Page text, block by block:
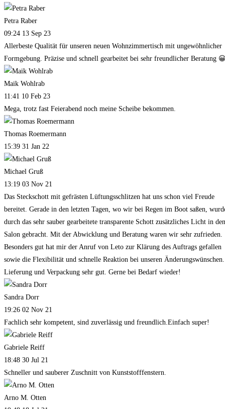
Petra Raber
09:24 13 Sep 23
Allerbeste Qualität für unseren neuen Wohnzimmertisch mit ungewöhnlicher
Formgebung. Präzise und schnell gearbeitet bei sehr freundlicher Beratung
Maik Wohlrab
11:41 10 Feb 23
Mega, trotz fast Feierabend noch meine Scheibe bekommen.
Thomas Roemermann
15:39 31 Jan 22
Michael Gruß
13:19 03 Nov 21
Das Steckschott mit gefrästen Lüftungsschlitzen hat uns schon viel Freude
bereitet. Gerade in den letzten Tagen, wo wir bei Regen im Boot saßen,
durch das sehr sauber gearbeitete transparente Schott zusätzliches Licht in den
Salon gebracht. Mit der Abwicklung und Beratung waren wir sehr zufrieden.
Besonders gut hat mir der Anruf von Leto zur Klärung des Auftrags gefallen
sowie die Flexibilität und schnelle Reaktion bei unseren Änderungswünschen.
Lieferung und Verpackung sehr gut. Gerne bei Bedarf wieder!
Sandra Dorr
19:26 02 Nov 21
Fachlich sehr kompetent, sind zuverlässig und freundlich.Einfach super!
Gabriele Reiff
18:48 30 Jul 21
Schneller und sauberer Zuschnitt von Kunststofffenstern.
Arno M. Otten